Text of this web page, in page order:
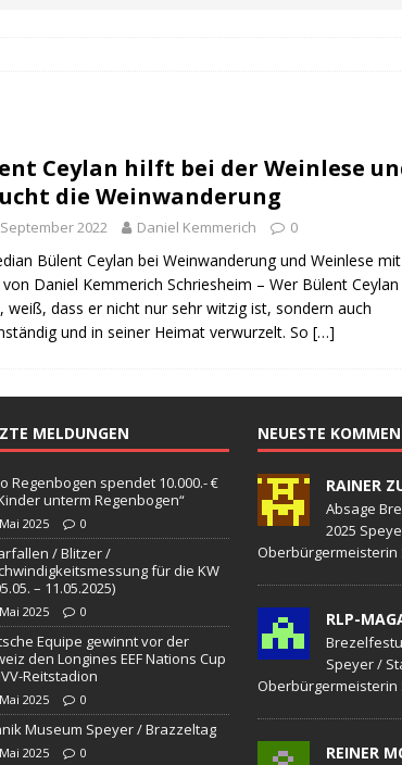
/ Vermisst
BLAULICHTMELDUNGEN
BLAULICHTMELDUNGEN
/ Öffentlichkeitsfahndung
BLAULICHTMELDUNGEN
/ Vermisste Person
BLAULICHTMELDUNGEN
BLAULICHTMELDUNGEN
– Militärischer Übungsplatz Dudenhofen / Speyer
spendet 10.000.- € an „Kinder unterm Regenbogen“
/ Blitzer / Geschwindigkeitsmessung für die KW 19 (05.05. –
gewinnt vor der Schweiz den Longines EEF Nations Cup im
Speyer / Brazzeltag
SPEYER
Ceylan hilft bei der Weinlese
die Weinwanderung
2022 Daniel Kemmerich 0
Bülent Ceylan bei Weinwanderung und Weinlese mit
Daniel Kemmerich Schriesheim – Wer Bülent Ceylan
weiß, dass er nicht nur sehr witzig ist, sondern auch
und in seiner Heimat verwurzelt. So […]
MELDUNGEN
Regenbogen spendet 10.000.- €
unterm Regenbogen“
2025 0
/ Blitzer /
für die KW
– 11.05.2025)
2025 0
Equipe gewinnt vor der
den Longines EEF Nations Cup
Reitstadion
2025 0
Museum Speyer / Brazzeltag
2025 0
NEUESTE
RAINER
Absage
2025
Oberbürgermeisterin
RLP-
Speyer /
Oberbürgermeisterin
REINER